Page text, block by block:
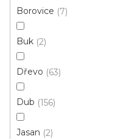
Borovice 7
Buk 2
Dřevo 63
Dub 156
Jasan 2